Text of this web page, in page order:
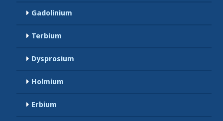
Gadolinium
Terbium
Dysprosium
Holmium
Erbium